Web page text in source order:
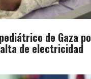
de Gaza
de electricidad